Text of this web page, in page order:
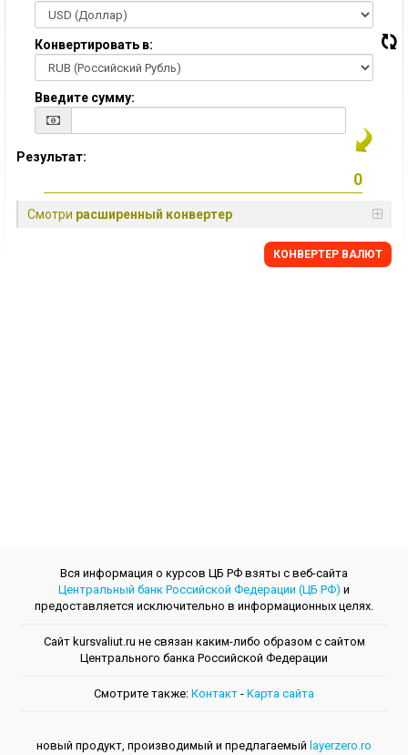
Конвертировать в:
Введите сумму:
Результат:
Смотри расширенный конвертер
КОНВЕРТЕР ВАЛЮТ
Вся информация о курсов ЦБ РФ взяты с веб-сайта
Центральный банк Российской Федерации (ЦБ РФ) и
предоставляется исключительно в информационных целях.
Сайт kursvaliut.ru не связан каким-либо образом с сайтом
Центрального банкa Российской Федерации
Смотрите также: Контакт - Kарта сайта
новый продукт, производимый и предлагаемый layerzero.ro